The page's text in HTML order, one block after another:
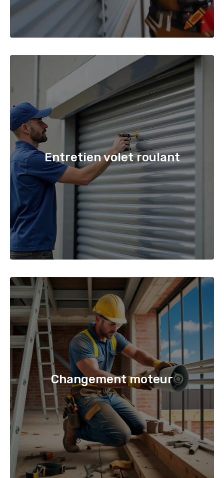
Entretien volet roulant
Changement moteur